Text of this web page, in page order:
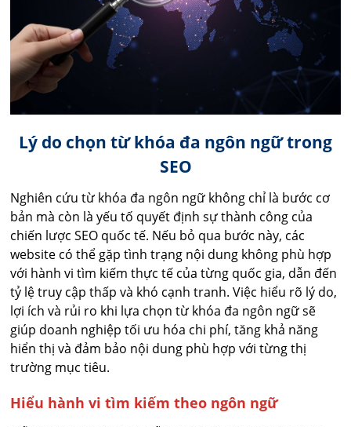
Lý do chọn từ khóa đa ngôn ngữ trong
SEO
Nghiên cứu từ khóa đa ngôn ngữ không chỉ là bước cơ
bản mà còn là yếu tố quyết định sự thành công của
chiến lược SEO quốc tế. Nếu bỏ qua bước này, các
website có thể gặp tình trạng nội dung không phù hợp
với hành vi tìm kiếm thực tế của từng quốc gia, dẫn đến
tỷ lệ truy cập thấp và khó cạnh tranh. Việc hiểu rõ lý do,
lợi ích và rủi ro khi lựa chọn từ khóa đa ngôn ngữ sẽ
giúp doanh nghiệp tối ưu hóa chi phí, tăng khả năng
hiển thị và đảm bảo nội dung phù hợp với từng thị
trường mục tiêu.
Hiểu hành vi tìm kiếm theo ngôn ngữ